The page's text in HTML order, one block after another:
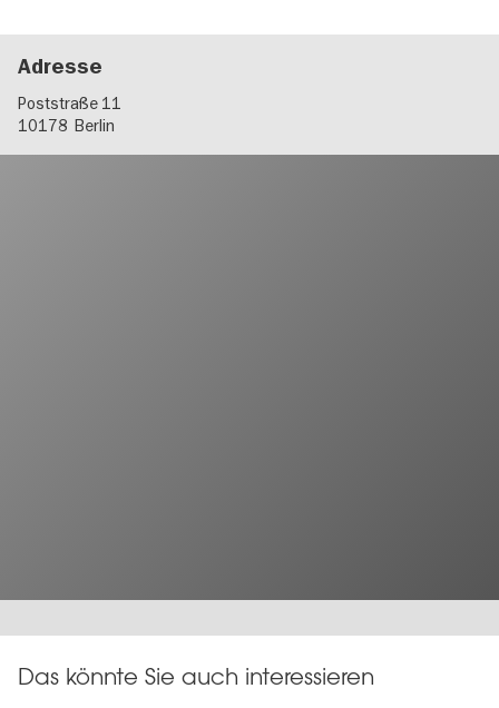
Adresse
Poststraße 11
10178 Berlin
Das könnte Sie auch interessieren